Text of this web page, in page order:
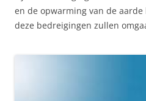
en de opwarming van de
deze bedreigingen zullen